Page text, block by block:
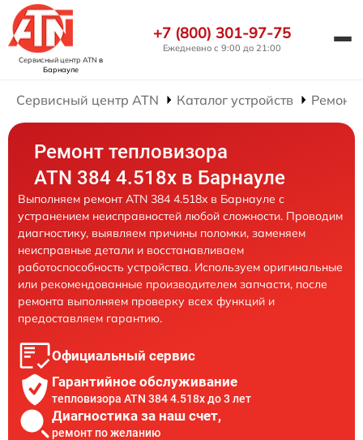
Сервисный центр ATN в
Барнауле
+7 (800) 301-97-75
Ежедневно с 9:00 до 21:00
Сервисный центр ATN Каталог устройств Ремонт
Ремонт тепловизора
ATN 384 4.518x в Барнауле
Выполняем ремонт ATN 384 4.518x в Барнауле с
устранением неисправностей любой сложности. Проводим
диагностику, выявляем причины поломки, заменяем
неисправные детали и восстанавливаем
работоспособность устройства. Используем оригинальные
или рекомендованные производителем запчасти, после
ремонта выполняем проверку всех функций и
предоставляем гарантию.
Официальный сервис
Гарантийное обслуживание
тепловизора ATN 384 4.518x до 3 лет
Диагностика за наш счет,
ремонт по желанию